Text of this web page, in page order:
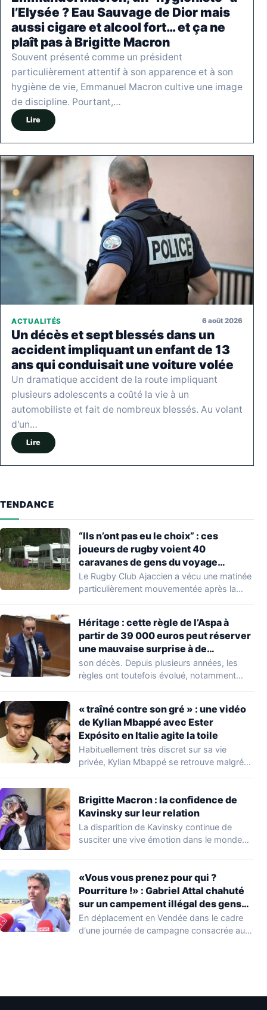
l’Elysée ? Eau Sauvage de Dior mais
aussi cigare et alcool fort… et ça ne
plaît pas à Brigitte Macron
Souvent présenté comme un président
particulièrement attentif à son apparence et à son
hygiène de vie, Emmanuel Macron cultive une image
de discipline. Pourtant,…
Lire
ACTUALITÉS 6 août 2026
Un décès et sept blessés dans un
accident impliquant un enfant de 13
ans qui conduisait une voiture volée
Un dramatique accident de la route impliquant
plusieurs adolescents a coûté la vie à un
automobiliste et fait de nombreux blessés. Au volant
d'un…
Lire
TENDANCE
“Ils n’ont pas eu le choix” : ces
joueurs de rugby voient 40
caravanes de gens du voyage
s’installer dans leur stade, ils les
délogent en moins d’1 heure
Le Rugby Club Ajaccien a vécu une matinée
particulièrement mouvementée après la
Héritage : cette règle de l’Aspa à
partir de 39 000 euros peut réserver
une mauvaise surprise à de
nombreuses familles
son décès. Depuis plusieurs années, les
règles ont toutefois évolué, notamment
« traîné contre son gré » : une vidéo
de Kylian Mbappé avec Ester
Expósito en Italie agite la toile
Habituellement très discret sur sa vie
privée, Kylian Mbappé se retrouve malgré
Brigitte Macron : la confidence de
Kavinsky sur leur relation
La disparition de Kavinsky continue de
susciter une vive émotion dans le monde
«Vous vous prenez pour qui ?
Pourriture !» : Gabriel Attal chahuté
sur un campement illégal des gens
du voyage
En déplacement en Vendée dans le cadre
d'une journée de campagne consacrée aux